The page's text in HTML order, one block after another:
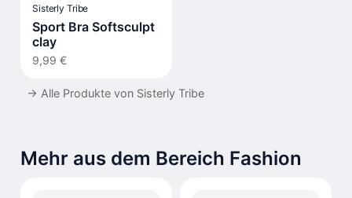
Sisterly Tribe
Sport Bra Softsculpt
clay
9,99 €
→ Alle Produkte von Sisterly Tribe
Mehr aus dem Bereich Fashion